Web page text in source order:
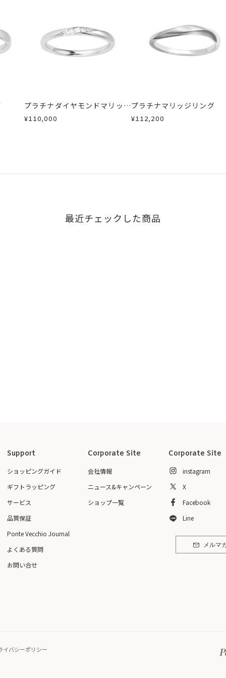
品
可
場合のお届け目安:約2ヶ月
イプB、文字タイプCよりお選びいただけます。
プラチナダイヤモンドマリッジ
リング
¥110,000
プラチナマリッジリング
¥112,200
最近チェックした商品
Support
ショッピングガイド
ギフトラッピング
サービス
品質保証
Ponte Vecchio Journal
よくある質問
お問い合せ
Corporate Site
会社情報
ニュース&キャンペーン
ショップ一覧
Corporate Site
instagram
X
Facebook
Line
メルマ
イバシーポリシー